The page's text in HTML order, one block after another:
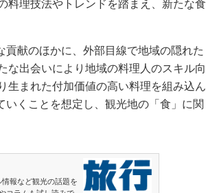
料理技法やトレンドを踏まえ、新たな食
献のほかに、外部目線で地域の隠れた
な出会いにより地域の料理人のスキル向
生まれた付加価値の高い料理を組み込ん
くことを想定し、観光地の「食」に関
報など観光の話題を